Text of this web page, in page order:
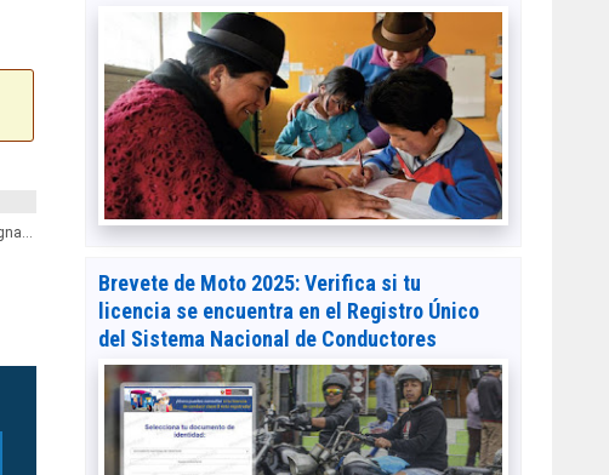
Temblor en México de Magnitud 4.1 (Hoy Lunes 15 Junio 2020) Sismo - Epicentro - Sayula de Alemán - Veracruz de Ignacio de la Llave - VER. - SSN - www.ssn.unam.mx
Brevete de Moto 2025: Verifica si tu
licencia se encuentra en el Registro Único
del Sistema Nacional de Conductores